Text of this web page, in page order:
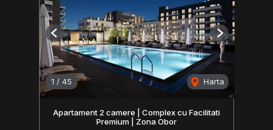
1 / 45 Harta
Previous Next
Apartament 2 camere | Complex cu Facilitati
Premium | Zona Obor